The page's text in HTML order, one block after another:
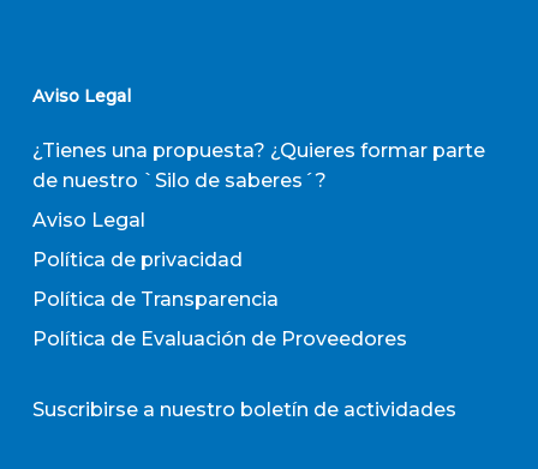
Aviso Legal
¿Tienes una propuesta? ¿Quieres formar parte
de nuestro `Silo de saberes´?
Aviso Legal
Política de privacidad
Política de Transparencia
Política de Evaluación de Proveedores
Suscribirse a nuestro boletín de actividades